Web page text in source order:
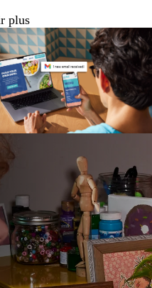
plus